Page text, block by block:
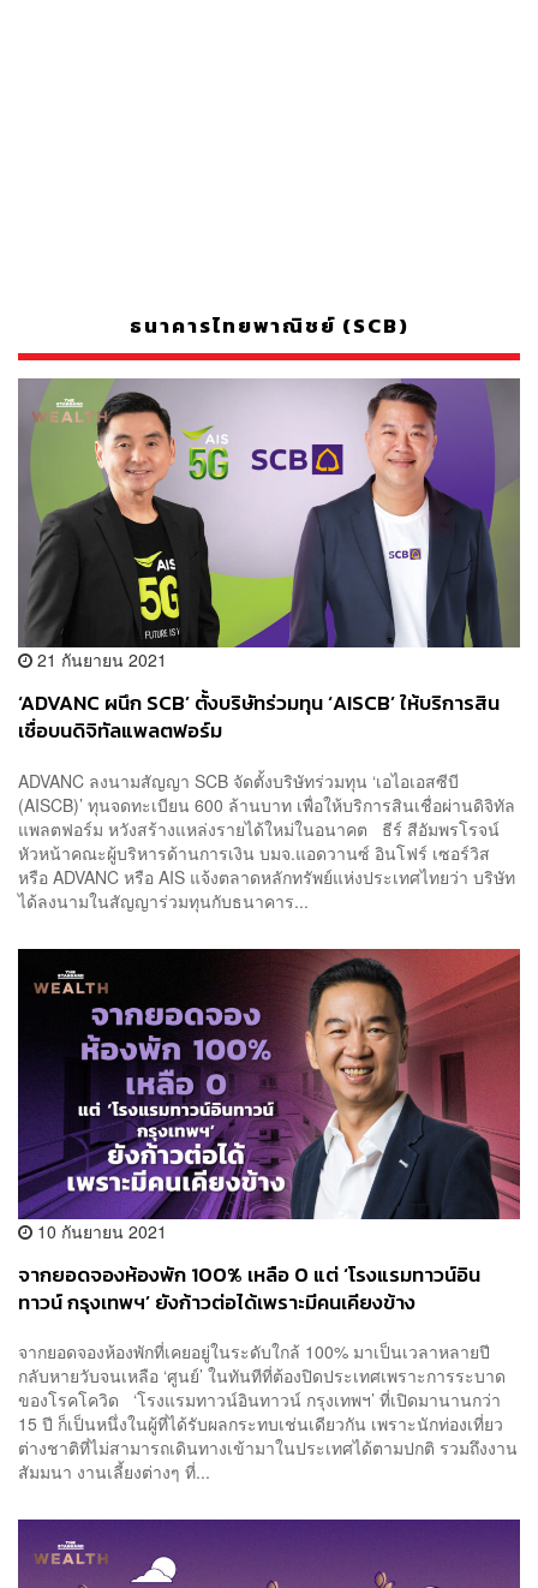
ธนาคารไทยพาณิชย์ (SCB)
21 กันยายน 2021
‘ADVANC ผนึก SCB’ ตั้งบริษัทร่วมทุน ‘AISCB’ ให้บริการสิน
เชื่อบนดิจิทัลแพลตฟอร์ม
ADVANC ลงนามสัญญา SCB จัดตั้งบริษัทร่วมทุน ‘เอไอเอสซีบี
(AISCB)’ ทุนจดทะเบียน 600 ล้านบาท เพื่อให้บริการสินเชื่อผ่านดิจิทัล
แพลตฟอร์ม หวังสร้างแหล่งรายได้ใหม่ในอนาคต ธีร์ สีอัมพรโรจน์
หัวหน้าคณะผู้บริหารด้านการเงิน บมจ.แอดวานซ์ อินโฟร์ เซอร์วิส
หรือ ADVANC หรือ AIS แจ้งตลาดหลักทรัพย์แห่งประเทศไทยว่า บริษัท
ได้ลงนามในสัญญาร่วมทุนกับธนาคาร...
10 กันยายน 2021
จากยอดจองห้องพัก 100% เหลือ 0 แต่ ‘โรงแรมทาวน์อิน
ทาวน์ กรุงเทพฯ’ ยังก้าวต่อได้เพราะมีคนเคียงข้าง
จากยอดจองห้องพักที่เคยอยู่ในระดับใกล้ 100% มาเป็นเวลาหลายปี
กลับหายวับจนเหลือ ‘ศูนย์’ ในทันทีที่ต้องปิดประเทศเพราะการระบาด
ของโรคโควิด ‘โรงแรมทาวน์อินทาวน์ กรุงเทพฯ’ ที่เปิดมานานกว่า
15 ปี ก็เป็นหนึ่งในผู้ที่ได้รับผลกระทบเช่นเดียวกัน เพราะนักท่องเที่ยว
ต่างชาติที่ไม่สามารถเดินทางเข้ามาในประเทศได้ตามปกติ รวมถึงงาน
สัมมนา งานเลี้ยงต่างๆ ที่...